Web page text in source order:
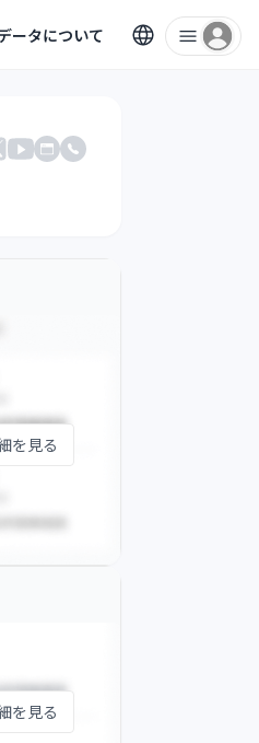
ータについて
YouTube
公式サイト
電話番号
を見る
を見る